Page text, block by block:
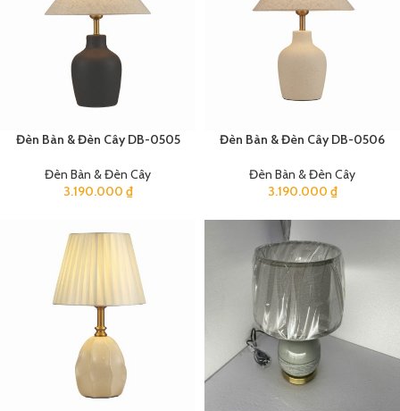
Đèn Bàn & Đèn Cây DB-0505
Đèn Bàn & Đèn Cây
3.190.000 ₫
Đèn Bàn & Đèn Cây DB-0506
Đèn Bàn & Đèn Cây
3.190.000 ₫